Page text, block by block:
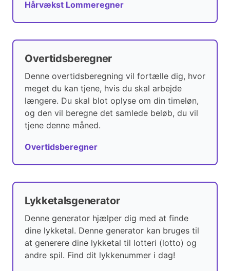
Hårvækst Lommeregner
Overtidsberegner
Denne overtidsberegning vil fortælle dig, hvor
meget du kan tjene, hvis du skal arbejde
længere. Du skal blot oplyse om din timeløn,
og den vil beregne det samlede beløb, du vil
tjene denne måned.
Overtidsberegner
Lykketalsgenerator
Denne generator hjælper dig med at finde
dine lykketal. Denne generator kan bruges til
at generere dine lykketal til lotteri (lotto) og
andre spil. Find dit lykkenummer i dag!